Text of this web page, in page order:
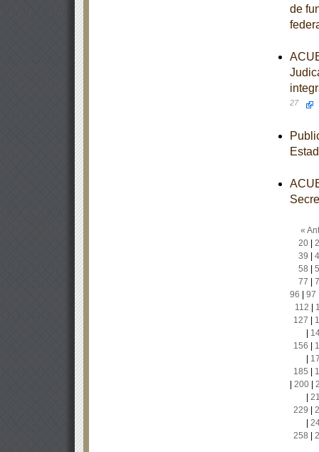
de
27
«
20|
39
58
77
96
97
112
127
156
185
200|
229
258